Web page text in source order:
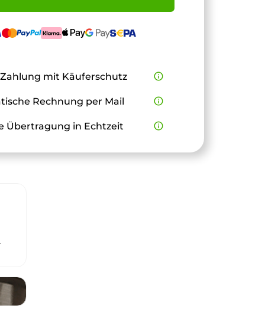
mit Käuferschutz info_outline
Rechnung per Mail info_outline
Übertragung in Echtzeit info_outline